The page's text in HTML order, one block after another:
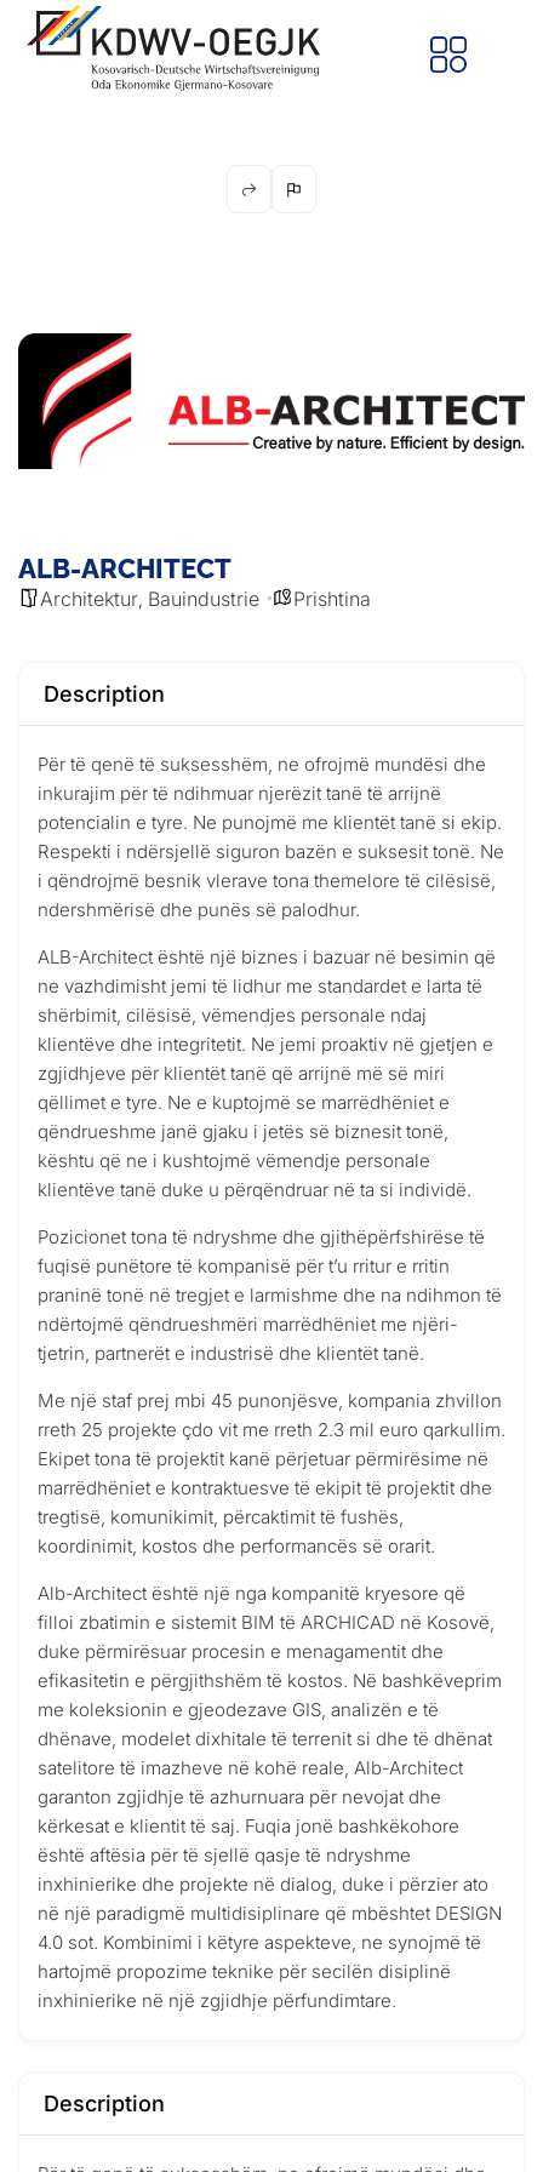
ALB-ARCHITECT
Architektur, Bauindustrie Prishtina
Description
Për të qenë të suksesshëm, ne ofrojmë mundësi dhe
inkurajim për të ndihmuar njerëzit tanë të arrijnë
potencialin e tyre. Ne punojmë me klientët tanë si ekip.
Respekti i ndërsjellë siguron bazën e suksesit tonë. Ne
i qëndrojmë besnik vlerave tona themelore të cilësisë,
ndershmërisë dhe punës së palodhur.
ALB-Architect është një biznes i bazuar në besimin që
ne vazhdimisht jemi të lidhur me standardet e larta të
shërbimit, cilësisë, vëmendjes personale ndaj
klientëve dhe integritetit. Ne jemi proaktiv në gjetjen e
zgjidhjeve për klientët tanë që arrijnë më së miri
qëllimet e tyre. Ne e kuptojmë se marrëdhëniet e
qëndrueshme janë gjaku i jetës së biznesit tonë,
kështu që ne i kushtojmë vëmendje personale
klientëve tanë duke u përqëndruar në ta si individë.
Pozicionet tona të ndryshme dhe gjithëpërfshirëse të
fuqisë punëtore të kompanisë për t’u rritur e rritin
praninë tonë në tregjet e larmishme dhe na ndihmon të
ndërtojmë qëndrueshmëri marrëdhëniet me njëri-
tjetrin, partnerët e industrisë dhe klientët tanë.
Me një staf prej mbi 45 punonjësve, kompania zhvillon
rreth 25 projekte çdo vit me rreth 2.3 mil euro qarkullim.
Ekipet tona të projektit kanë përjetuar përmirësime në
marrëdhëniet e kontraktuesve të ekipit të projektit dhe
tregtisë, komunikimit, përcaktimit të fushës,
koordinimit, kostos dhe performancës së orarit.
Alb-Architect është një nga kompanitë kryesore që
filloi zbatimin e sistemit BIM të ARCHICAD në Kosovë,
duke përmirësuar procesin e menagamentit dhe
efikasitetin e përgjithshëm të kostos. Në bashkëveprim
me koleksionin e gjeodezave GIS, analizën e të
dhënave, modelet dixhitale të terrenit si dhe të dhënat
satelitore të imazheve në kohë reale, Alb-Architect
garanton zgjidhje të azhurnuara për nevojat dhe
kërkesat e klientit të saj. Fuqia jonë bashkëkohore
është aftësia për të sjellë qasje të ndryshme
inxhinierike dhe projekte në dialog, duke i përzier ato
në një paradigmë multidisiplinare që mbështet DESIGN
4.0 sot. Kombinimi i këtyre aspekteve, ne synojmë të
hartojmë propozime teknike për secilën disiplinë
inxhinierike në një zgjidhje përfundimtare.
Description